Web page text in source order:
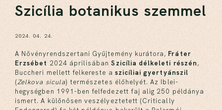
Szicília botanikus szemmel
2024. 04. 24.
A Növényrendszertani Gyűjtemény kurátora, Fráter
Erzsébet 2024 áprilisábanSzicília délkeleti részén,
Buccheri mellett felkereste a szicíliai gyertyánszil
(Zelkova sicula) természetes élőhelyét. Az Iblei-
hegységben 1991-ben felfedezett faj alig 250 példánya
ismert. A különösen veszélyeztetett (Critically